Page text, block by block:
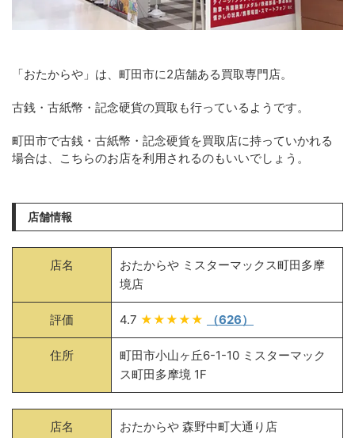
「おたからや」は、町田市に2店舗ある買取専門店。
古銭・古紙幣・記念硬貨の買取も行っているようです。
町田市で古銭・古紙幣・記念硬貨を買取店に持っていかれる
場合は、こちらのお店を利用されるのもいいでしょう。
店舗情報
店名
おたからや ミスターマックス町田多摩
境店
評価 4.7 ★★★★★ （626）
住所
町田市小山ヶ丘6-1-10 ミスターマック
ス町田多摩境 1F
店名 おたからや 森野中町大通り店